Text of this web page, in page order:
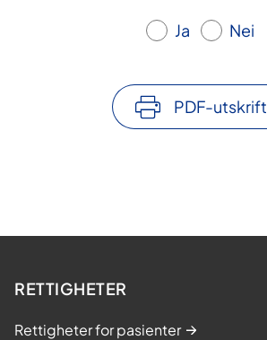
Ja Nei
PDF-utskrift
RETTIGHETER
Rettigheter for pasienter